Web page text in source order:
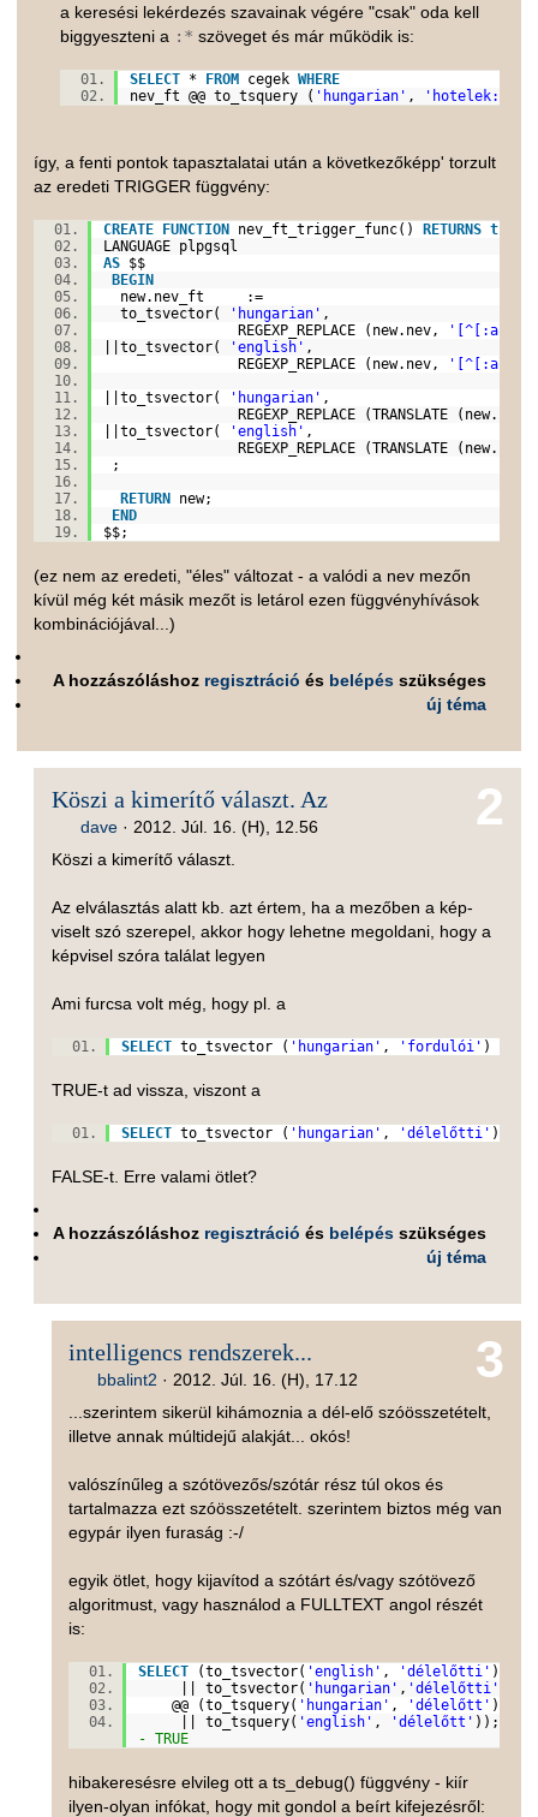
a keresési lekérdezés szavainak végére "csak" oda kell
biggyeszteni a :* szöveget és már működik is:
SELECT* FROM cegek WHERE
nev_ft @@ to_tsquery ( 'hungarian' , 'hotelek:*'
így, a fenti pontok tapasztalatai után a következőképp' torzult
az eredeti TRIGGER függvény:
CREATE FUNCTION nev_ft_trigger_func() RETURNS
LANGUAGE plpgsql
AS $$
BEGIN
new.nev_ft :=
to_tsvector(
'hungarian' ,
REGEXP_REPLACE (new.nev,
||to_tsvector(
'english' ,
REGEXP_REPLACE (new.nev,
||to_tsvector(
'hungarian' ,
REGEXP_REPLACE (TRANSLATE
||to_tsvector(
'english' ,
REGEXP_REPLACE (TRANSLATE
;
RETURN
new;
END
$$;
(ez nem az eredeti, "éles" változat - a valódi a nev mezőn
kívül még két másik mezőt is letárol ezen függvényhívások
kombinációjával...)
A hozzászóláshoz regisztráció és belépés szükséges
új téma
2
Köszi a kimerítő választ. Az
dave· 2012. Júl. 16. (H), 12.56
Köszi a kimerítő választ.
Az elválasztás alatt kb. azt értem, ha a mezőben a kép-
viselt szó szerepel, akkor hogy lehetne megoldani, hogy a
képvisel szóra találat legyen
Ami furcsa volt még, hogy pl. a
SELECTto_tsvector ( 'hungarian' , 'fordulói' ) @@
TRUE-t ad vissza, viszont a
SELECTto_tsvector ( 'hungarian' , 'délelőtti' )
FALSE-t. Erre valami ötlet?
A hozzászóláshoz regisztráció és belépés szükséges
új téma
3
intelligencs rendszerek...
bbalint2 · 2012. Júl. 16. (H), 17.12
...szerintem sikerül kihámoznia a dél-elő szóösszetételt,
illetve annak múltidejű alakját... okós!
valószínűleg a szótövezős/szótár rész túl okos és
tartalmazza ezt szóösszetételt. szerintem biztos még van
egypár ilyen furaság :-/
egyik ötlet, hogy kijavítod a szótárt és/vagy szótövező
algoritmust, vagy használod a FULLTEXT angol részét
is:
SELECT (to_tsvector( 'english' , 'délelőtti' )
|| to_tsvector( 'hungarian' , 'délelőtti'
@@ (to_tsquery( 'hungarian' , 'délelőtt' )
|| to_tsquery( 'english' , 'délelőtt' ));
- TRUE
hibakeresésre elvileg ott a ts_debug() függvény - kiír
ilyen-olyan infókat, hogy mit gondol a beírt kifejezésről: